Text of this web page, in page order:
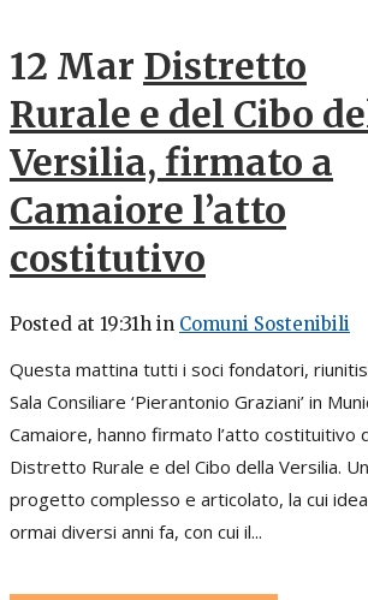
12 Mar Distretto
Rurale e del Cibo
Versilia, firmato a
Camaiore l’atto
costitutivo
Posted at 19:31h in Comuni Sostenibili
Questa mattina tutti i soci fondatori,
Sala Consiliare ‘Pierantonio Graziani’ in
Camaiore, hanno firmato l’atto costituitivo
Distretto Rurale e del Cibo della Versilia. Un
progetto complesso e articolato, la cui
ormai diversi anni fa, con cui il...